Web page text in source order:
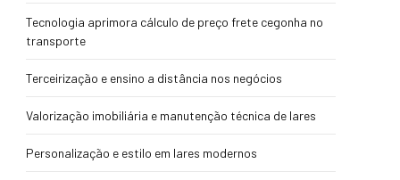
Tecnologia aprimora cálculo de preço frete cegonha no
transporte
Terceirização e ensino a distância nos negócios
Valorização imobiliária e manutenção técnica de lares
Personalização e estilo em lares modernos